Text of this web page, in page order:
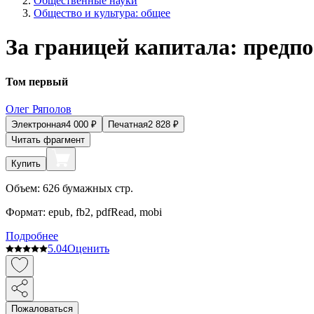
Общество и культура: общее
За границей капитала:
Том первый
Олег Ряполов
Электронная4 000 ₽ Печатная2 828 ₽
Читать фрагмент
Купить
Объем: 626 бумажных стр.
Формат: epub, fb2, pdfRead, mobi
Подробнее
5.04Оценить
Пожаловаться